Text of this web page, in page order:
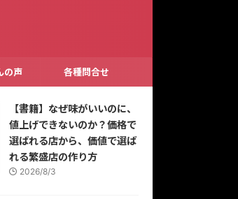
の声 各種問合せ
【書籍】なぜ味がいいのに、
値上げできないのか？価格で
選ばれる店から、価値で選ば
れる繁盛店の作り方
2026/8/3